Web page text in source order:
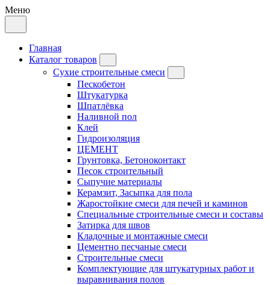
Меню
Главная
Каталог товаров
Сухие строительные смеси
Пескобетон
Штукатурка
Шпатлёвка
Наливной пол
Клей
Гидроизоляция
ЦЕМЕНТ
Грунтовка, Бетоноконтакт
Песок строительный
Сыпучие материалы
Керамзит, Засыпка для пола
Жаростойкие смеси для печей и каминов
Специальные строительные смеси и составы
Затирка для швов
Кладочные и монтажные смеси
Цементно песчаные смеси
Строительные смеси
Комплектующие для штукатурных работ и
выравнивания полов